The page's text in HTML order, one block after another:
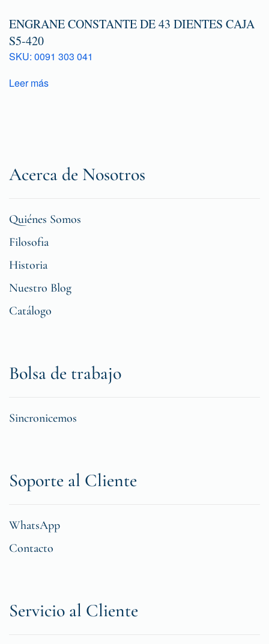
ENGRANE CONSTANTE DE 43 DIENTES CAJA
S5-420
SKU: 0091 303 041
Leer más
Acerca de Nosotros
Quiénes Somos
Filosofia
Historia
Nuestro Blog
Catálogo
Bolsa de trabajo
Sincronicemos
Soporte al Cliente
WhatsApp
Contacto
Servicio al Cliente